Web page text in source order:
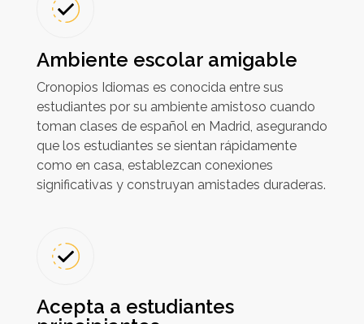
Ambiente escolar amigable
Cronopios Idiomas es conocida entre sus
estudiantes por su ambiente amistoso cuando
toman clases de español en Madrid, asegurando
que los estudiantes se sientan rápidamente
como en casa, establezcan conexiones
significativas y construyan amistades duraderas.
Acepta a estudiantes